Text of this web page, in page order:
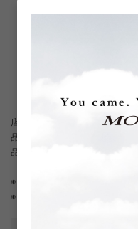
店舗へお問い合わせの際は、下
品名：r.a.s.o. グリーンメッシュ
品番：1106200008-48
※ パンツは裾上げ前の状態での
※ ご着用には裾上げが必要となり